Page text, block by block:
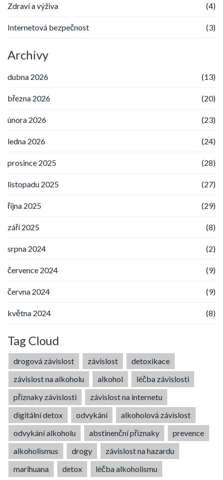
Zdraví a výživa (4)
Internetová bezpečnost (3)
Archivy
dubna 2026 (13)
března 2026 (20)
února 2026 (23)
ledna 2026 (24)
prosince 2025 (28)
listopadu 2025 (27)
října 2025 (29)
září 2025 (8)
srpna 2024 (2)
července 2024 (9)
června 2024 (9)
května 2024 (8)
Tag Cloud
drogová závislost závislost
detoxikace
závislost na alkoholu
alkohol
léčba závislosti
příznaky závislosti
závislost na internetu
digitální detox
odvykání
alkoholová závislost
odvykání alkoholu
abstinenční příznaky
prevence
alkoholismus
drogy
závislost na hazardu
marihuana
detox léčba alkoholismu